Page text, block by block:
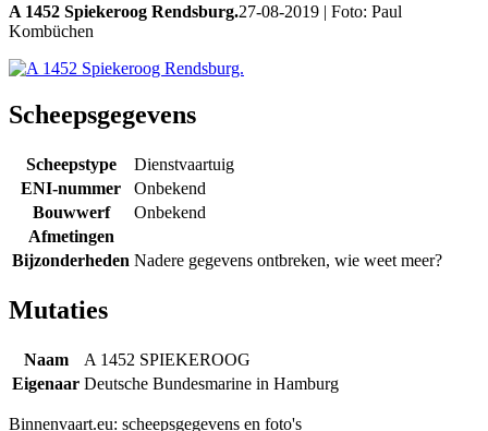
A 1452 Spiekeroog Rendsburg.27-08-2019 | Foto: Paul
Kombüchen
Scheepsgegevens
Scheepstype
Dienstvaartuig
ENI-nummer
Onbekend
Bouwwerf
Onbekend
Afmetingen
Bijzonderheden Nadere gegevens ontbreken, wie weet meer?
Mutaties
Naam
A 1452 SPIEKEROOG
Eigenaar Deutsche Bundesmarine in Hamburg
Binnenvaart.eu: scheepsgegevens en foto's